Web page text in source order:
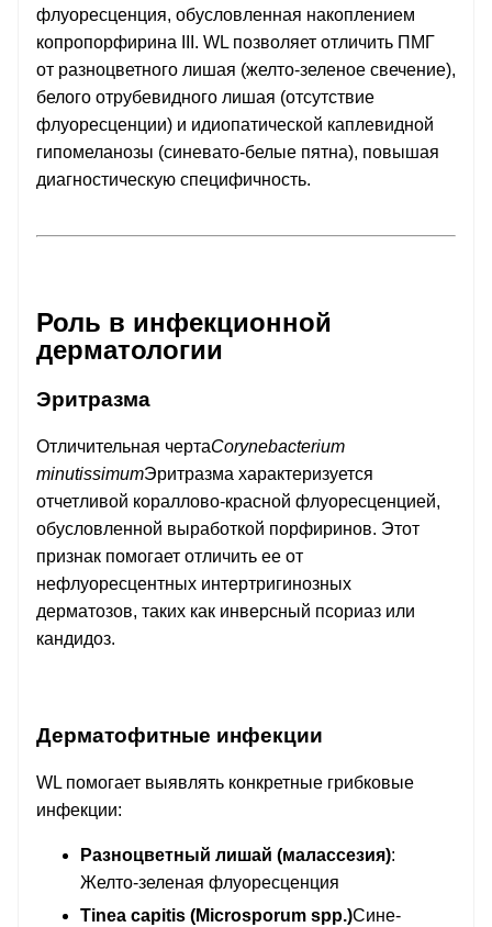
флуоресценция, обусловленная накоплением
копропорфирина III. WL позволяет отличить ПМГ
от разноцветного лишая (желто-зеленое свечение),
белого отрубевидного лишая (отсутствие
флуоресценции) и идиопатической каплевидной
гипомеланозы (синевато-белые пятна), повышая
диагностическую специфичность.
Роль в инфекционной
дерматологии
Эритразма
Отличительная чертаCorynebacterium
minutissimumЭритразма характеризуется
отчетливой кораллово-красной флуоресценцией,
обусловленной выработкой порфиринов. Этот
признак помогает отличить ее от
нефлуоресцентных интертригинозных
дерматозов, таких как инверсный псориаз или
кандидоз.
Дерматофитные инфекции
WL помогает выявлять конкретные грибковые
инфекции:
Разноцветный лишай (малассезия):
Желто-зеленая флуоресценция
Tinea capitis (Microsporum spp.)Сине-